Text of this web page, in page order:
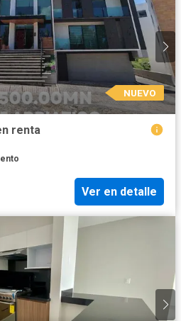
NUEVO
renta
Ver en detalle